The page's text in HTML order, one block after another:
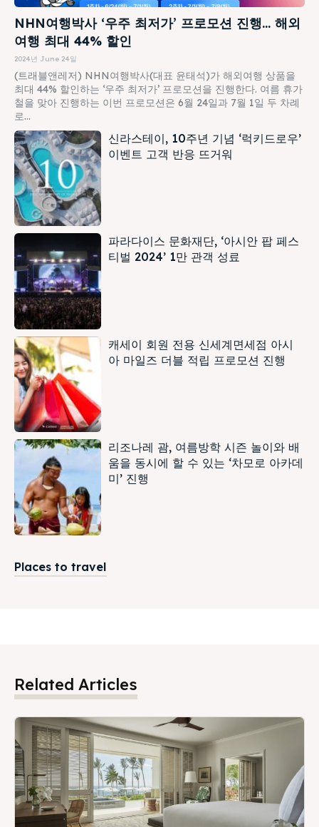
NHN여행박사 ‘우주 최저가’ 프로모션 진행… 해외
여행 최대 44% 할인
2024년 June 24일
(트래블앤레저) NHN여행박사(대표 윤태석)가 해외여행 상품을
최대 44% 할인하는 ‘우주 최저가’ 프로모션을 진행한다. 여름 휴가
철을 맞아 진행하는 이번 프로모션은 6월 24일과 7월 1일 두 차례
로...
신라스테이, 10주년 기념 ‘럭키드로우’
이벤트 고객 반응 뜨거워
파라다이스 문화재단, ‘아시안 팝 페스
티벌 2024’ 1만 관객 성료
캐세이 회원 전용 신세계면세점 아시
아 마일즈 더블 적립 프로모션 진행
리조나레 괌, 여름방학 시즌 놀이와 배
움을 동시에 할 수 있는 ‘차모로 아카데
미’ 진행
Places to travel
Related Articles